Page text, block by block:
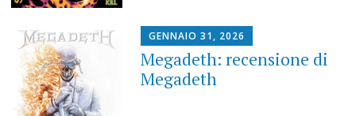
GENNAIO 31, 2026
Megadeth: recensione di
Megadeth